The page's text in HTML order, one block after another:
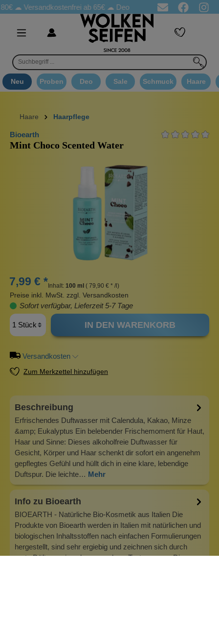
ab 65€ ☁ Deo Proben in jeder Bestellung ☁
Neu Proben Deo Sale Schmuck Haare
Haare Haarpflege
Bioearth
Mint Choco Scented Water
7,99 € * Inhalt: 100 ml ( 79,90 € * /l)
Preise inkl. MwSt. zzgl. Versandkosten
Sofort verfügbar, Lieferzeit 5-7 Tage
IN DEN WARENKORB
Versandkosten
Zum Merkzettel hinzufügen
Beschreibung
Erfrischendes Duftwasser mit Calendula, Kakao, Minze
&amp; Eukalyptus Ein belebender Frischemoment für Haut,
Haar und Sinne: Dieses alkoholfreie Duftwasser für
Gesicht, Körper und Haar schenkt dir sofort ein angenehm
gepflegtes Gefühl und hüllt dich in eine klare, lebendige
Duftspur. Die leichte… Mehr
Info zu Bioearth
BIOEARTH - Natürliche Bio-Kosmetik aus Italien Die
Produkte von Bioearth werden in Italien mit natürlichen und
biologischen Inhaltsstoffen nach einfachen Formulierungen
hergestellt, sind sehr ergiebig und zeichnen sich durch
zarte Düfte sowie sehr angenehme Texturen aus. Die